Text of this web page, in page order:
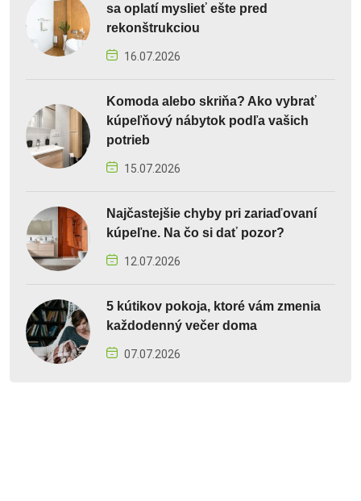
sa oplatí myslieť ešte pred
rekonštrukciou
16.07.2026
Komoda alebo skriňa? Ako vybrať
kúpeľňový nábytok podľa vašich
potrieb
15.07.2026
Najčastejšie chyby pri zariaďovaní
kúpeľne. Na čo si dať pozor?
12.07.2026
5 kútikov pokoja, ktoré vám zmenia
každodenný večer doma
07.07.2026